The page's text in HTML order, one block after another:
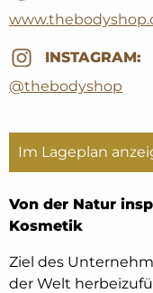
INSTAGRAM:
@thebodyshop
Im Lageplan
Von der Natur
Kosmetik
Ziel des
der Welt